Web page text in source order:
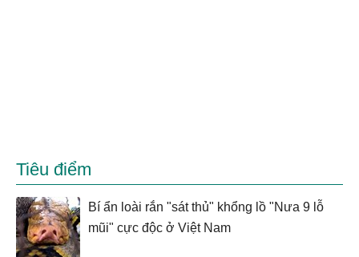
Tiêu điểm
Bí ẩn loài rắn "sát thủ" khổng lồ "Nưa 9 lỗ
mũi" cực độc ở Việt Nam